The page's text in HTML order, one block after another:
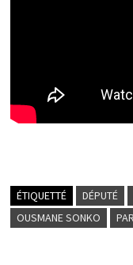
ÉTIQUETTÉ DÉPUTÉ
OUSMANE SONKO